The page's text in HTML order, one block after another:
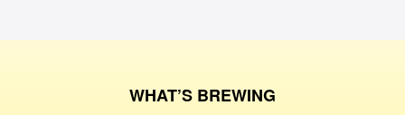
WHAT’S BREWING